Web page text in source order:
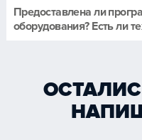
Предоставлена ли
оборудования? Есть ли